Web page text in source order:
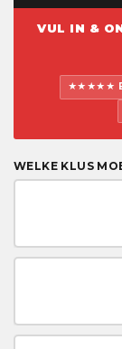
VUL IN &
★★★★★
WELKE KLUS